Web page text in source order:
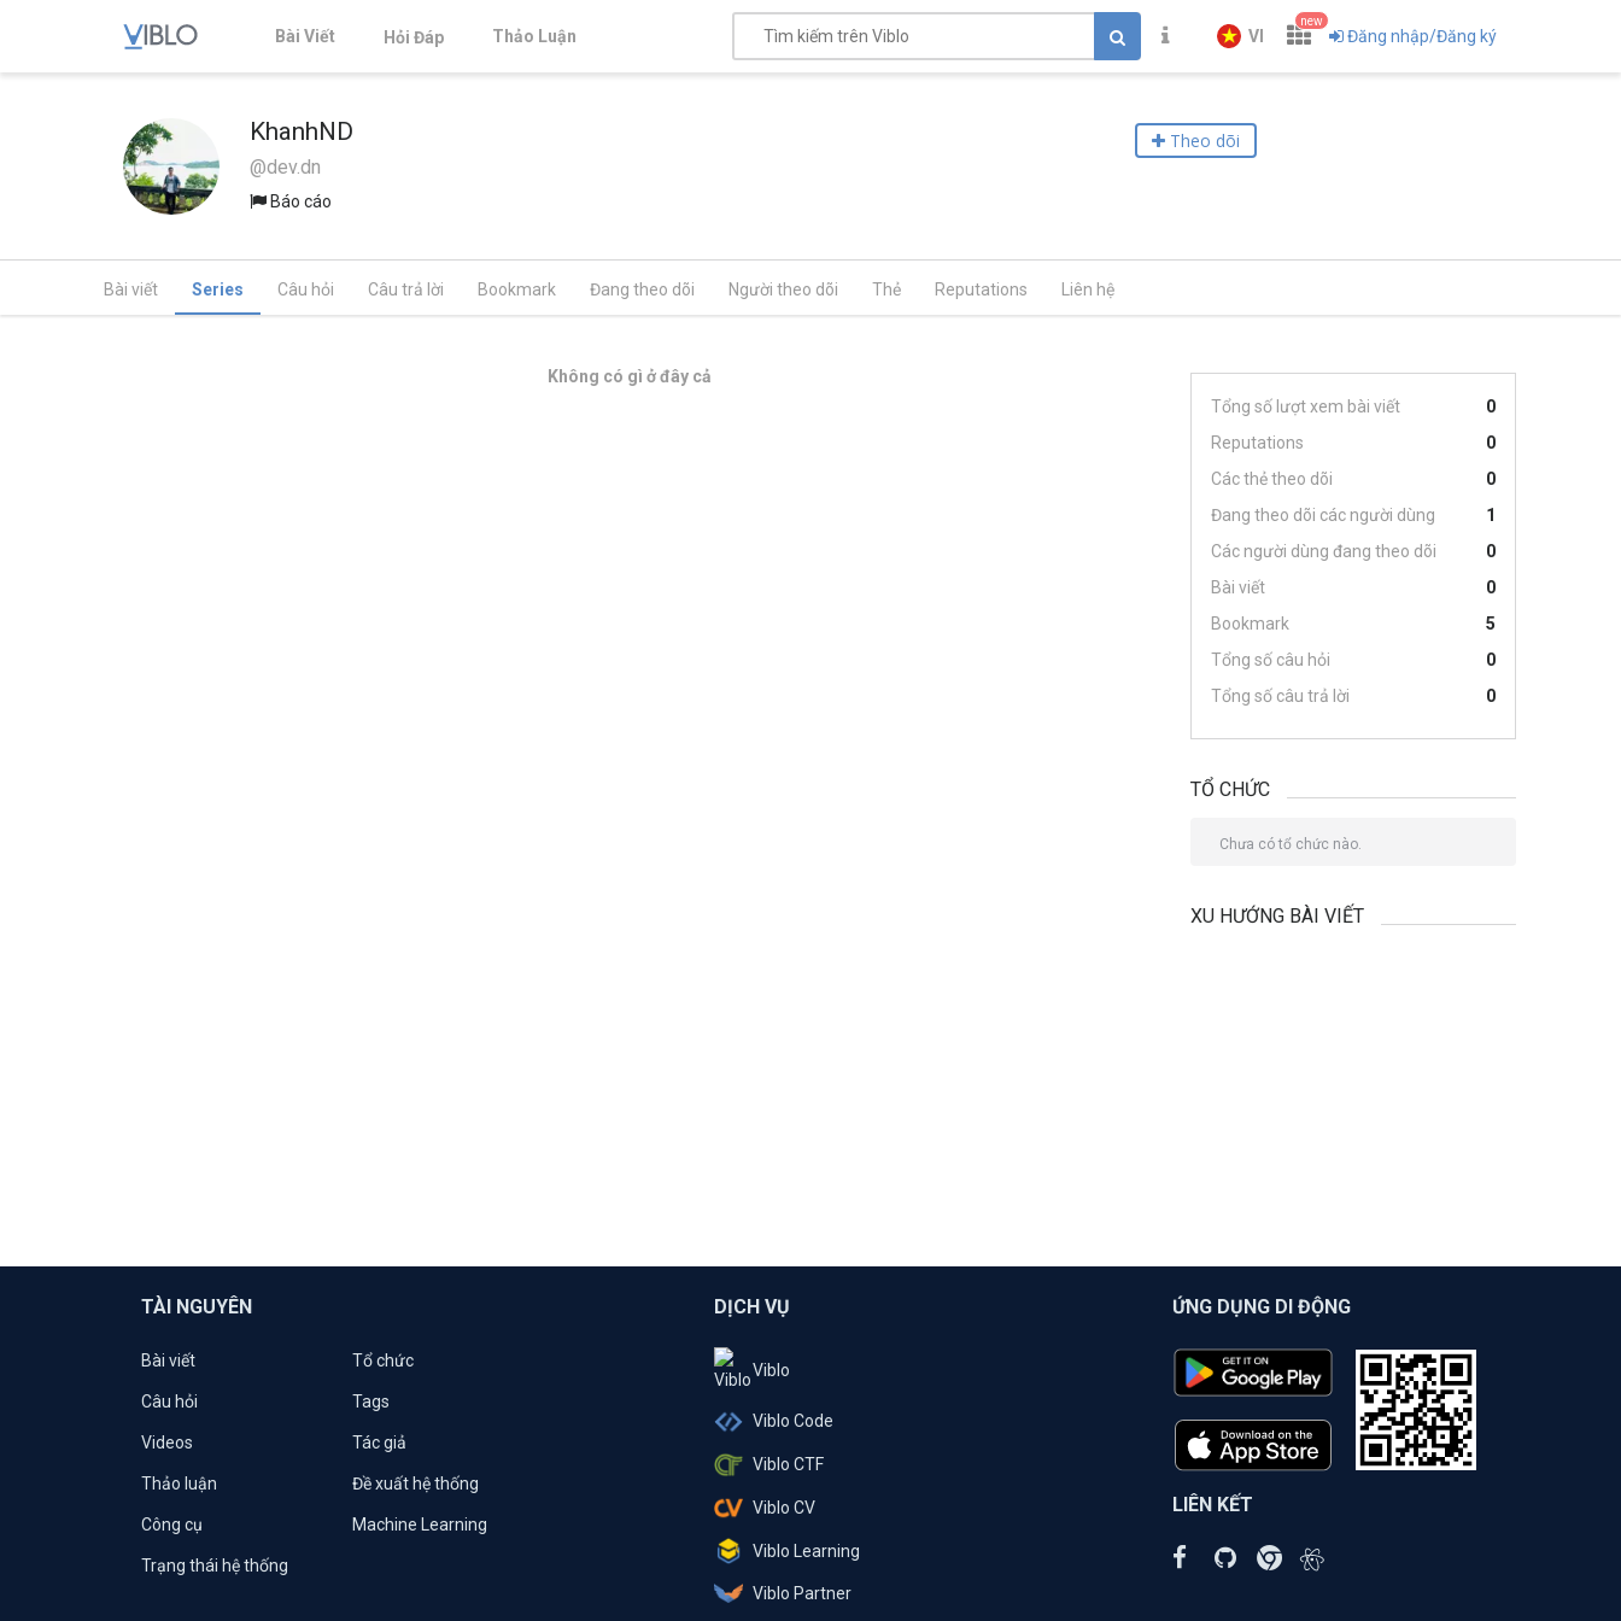
Bài Viết Hỏi Đáp Thảo Luận VI
new
Đăng nhập/Đăng ký
KhanhND
@dev.dn
Báo cáo
Theo dõi
Bài viết Series Câu hỏi Câu trả lời Bookmark Đang theo dõi Người theo dõi Thẻ Reputations Liên hệ
Không có gì ở đây cả
Tổng số lượt xem bài viết
0
Reputations
0
Các thẻ theo dõi
0
Đang theo dõi các người dùng
1
Các người dùng đang theo dõi
0
Bài viết
0
Bookmark
5
Tổng số câu hỏi
0
Tổng số câu trả lời
0
TỔ CHỨC
Chưa có tổ chức nào.
XU HƯỚNG BÀI VIẾT
TÀI NGUYÊN
Bài viết Tổ chức
Câu hỏi Tags
Videos Tác giả
Thảo luận Đề xuất hệ thống
Công cụ Machine Learning
Trạng thái hệ thống
DỊCH VỤ
Viblo
Viblo Code
Viblo CTF
Viblo CV
Viblo Learning
Viblo Partner
ỨNG DỤNG DI ĐỘNG
LIÊN KẾT